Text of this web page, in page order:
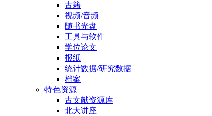
古籍
视频/音频
随书光盘
工具与软件
学位论文
报纸
统计数据/研究数据
档案
特色资源
古文献资源库
北大讲座